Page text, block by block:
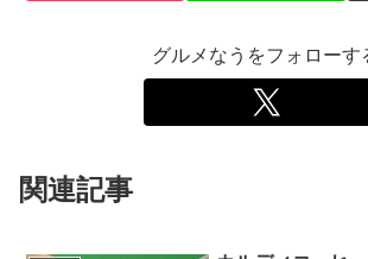
グルメなうをフォローす
関連記事